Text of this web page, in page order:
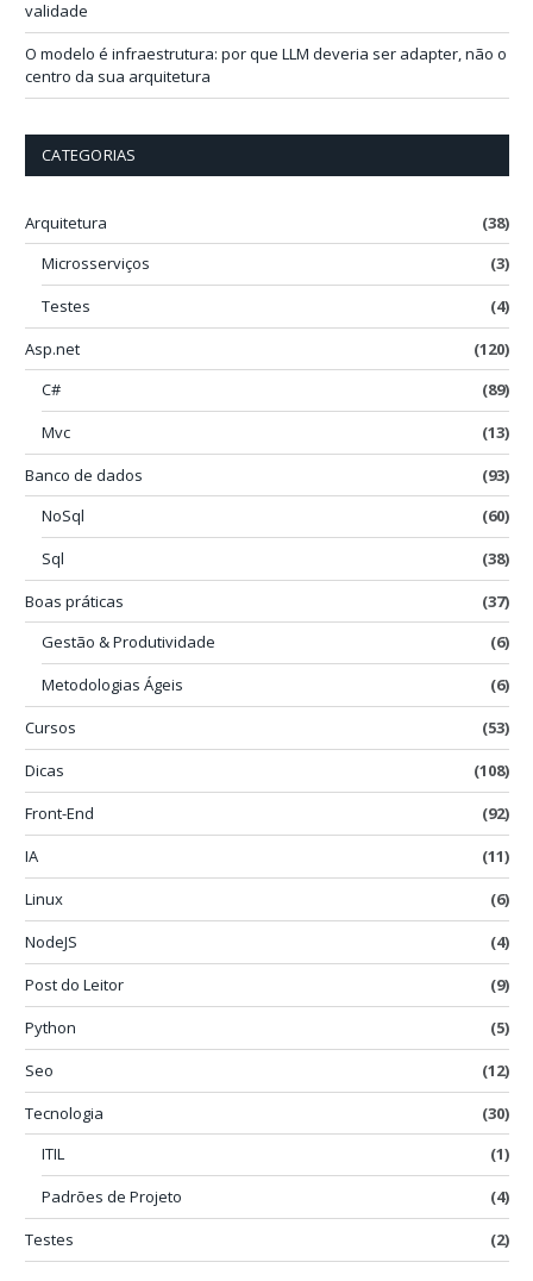
validade
O modelo é infraestrutura: por que LLM deveria ser adapter, não o
centro da sua arquitetura
CATEGORIAS
Arquitetura
(38)
Microsserviços
(3)
Testes
(4)
Asp.net
(120)
C#
(89)
Mvc
(13)
Banco de dados
(93)
NoSql
(60)
Sql
(38)
Boas práticas
(37)
Gestão & Produtividade
(6)
Metodologias Ágeis
(6)
Cursos
(53)
Dicas
(108)
Front-End
(92)
IA
(11)
Linux
(6)
NodeJS
(4)
Post do Leitor
(9)
Python
(5)
Seo
(12)
Tecnologia
(30)
ITIL
(1)
Padrões de Projeto
(4)
Testes
(2)